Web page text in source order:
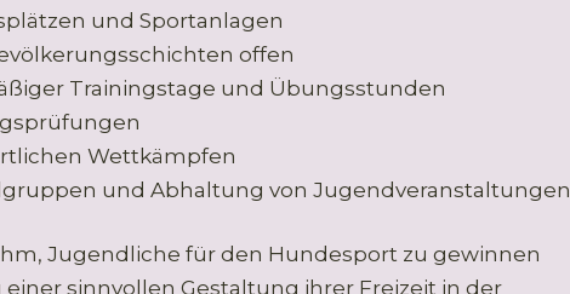
und Sportanlagen
offen
Trainingstage und Übungsstunden
Wettkämpfen
und Abhaltung von Jugendveranstaltungen
Jugendliche für den Hundesport zu gewinnen
sinnvollen Gestaltung ihrer Freizeit in der